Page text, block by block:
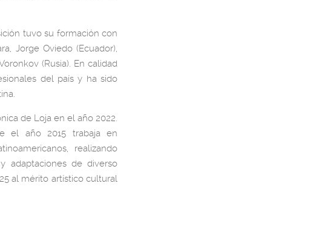
tuvo su formación con
Jorge Oviedo (Ecuador),
(Rusia). En calidad
del país y ha sido
de Loja en el año 2022.
el año 2015 trabaja en
realizando
adaptaciones de diverso
al mérito artístico cultural